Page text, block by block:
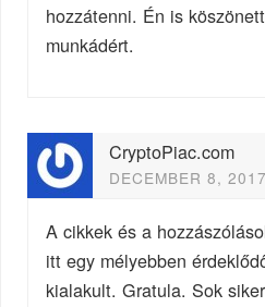
hozzátenni. Én is
munkádért.
CryptoPiac.com
DECEMBER 8,
A cikkek és a
itt egy mélyebben
kialakult. Gratula. Sok